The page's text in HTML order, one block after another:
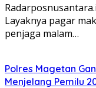
Layaknya pagar
penjaga malam…
Polres Magetan
Menjelang Pemilu